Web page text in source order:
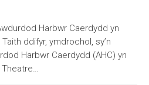
Harbwr Caerdydd yn
ddifyr, ymdrochol, sy’n
Harbwr Caerdydd (AHC) yn
Theatre…